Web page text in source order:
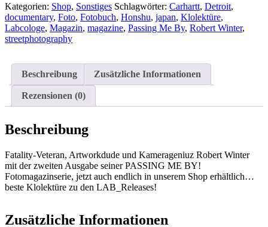
Kategorien: Shop, Sonstiges Schlagwörter: Carhartt, Detroit,
documentary, Foto, Fotobuch, Honshu, japan, Klolektüre,
Labcologe, Magazin, magazine, Passing Me By, Robert Winter,
streetphotography
Beschreibung Zusätzliche Informationen
Rezensionen (0)
Beschreibung
Fatality-Veteran, Artworkdude und Kamerageniuz Robert Winter
mit der zweiten Ausgabe seiner PASSING ME BY!
Fotomagazinserie, jetzt auch endlich in unserem Shop erhältlich…
beste Klolektüre zu den LAB_Releases!
Zusätzliche Informationen